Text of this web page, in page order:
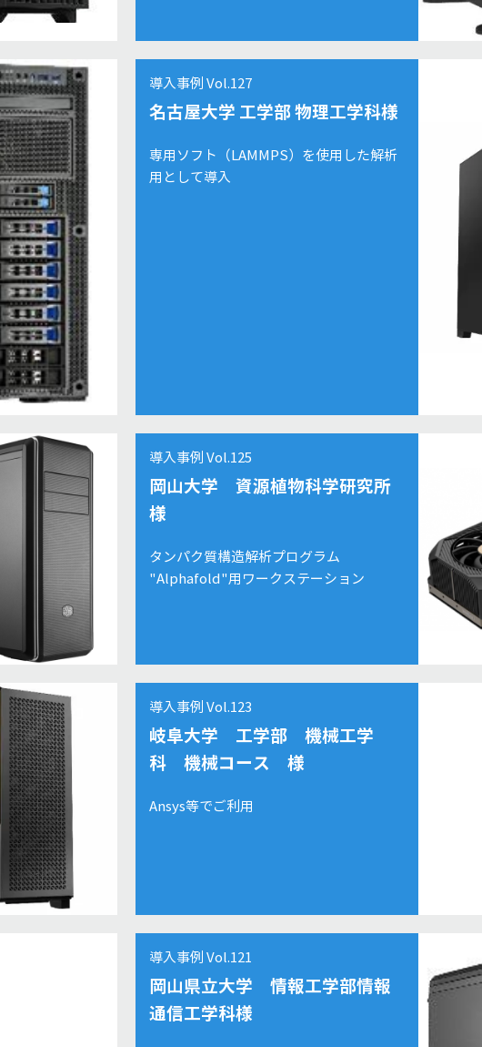
導入事例 Vol.127
名古屋大学 工学部 物理工学科様
専用ソフト（LAMMPS）を使用した解析
用として導入
導入事例 Vol.125
岡山大学 資源植物科学研究所
様
タンパク質構造解析プログラム
"Alphafold"用ワークステーション
導入事例 Vol.123
岐阜大学 工学部 機械工学
科 機械コース 様
Ansys等でご利用
導入事例 Vol.121
岡山県立大学 情報工学部情報
通信工学科様